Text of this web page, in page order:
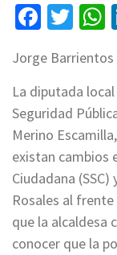
Jorge Barrientos
La diputada
Seguridad
Merino
existan cambios
Ciudadana
Rosales al
que la alcaldesa
conocer que la